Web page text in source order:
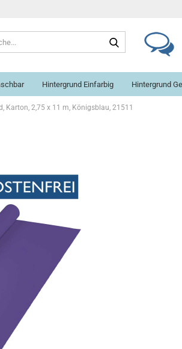
Suche...
Hintergrund Einfarbig Hintergrund
Karton, 2,75 x 11 m, Königsblau, 21511